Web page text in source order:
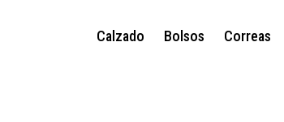
Calzado Bolsos Correas